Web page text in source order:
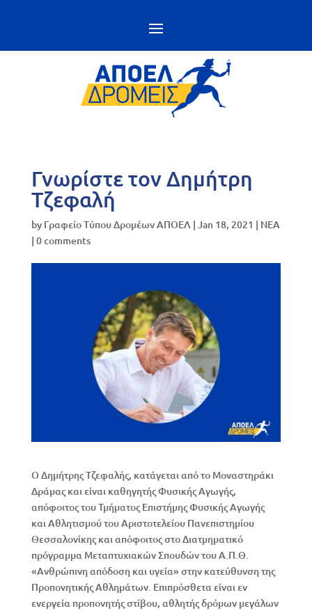
Γνωρίστε τον Δημήτρη
Τζεφαλή
by Γραφείο Τύπου Δρομέων ΑΠΟΕΛ | Jan 18, 2021 | NEA
| 0 comments
Ο Δημήτρης Τζεφαλής, κατάγεται από το Μοναστηράκι
Δράμας και είναι καθηγητής Φυσικής Αγωγής,
απόφοιτος του Τμήματος Επιστήμης Φυσικής Αγωγής
και Αθλητισμού του Αριστοτελείου Πανεπιστημίου
Θεσσαλονίκης και απόφοιτος στο Διατμηματικό
πρόγραμμα Μεταπτυχιακών Σπουδών του Α.Π.Θ.
«Ανθρώπινη απόδοση και υγεία» στην κατεύθυνση της
Προπονητικής Αθλημάτων. Επιπρόσθετα είναι εν
ενεργεία προπονητής στίβου, αθλητής δρόμων μεγάλων